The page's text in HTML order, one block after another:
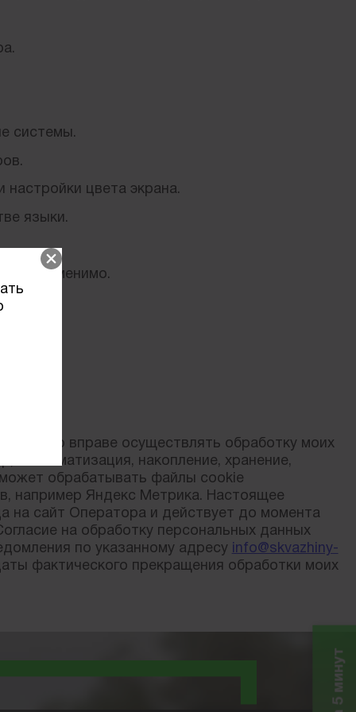
системы.
цвета экрана.
языки.
применимо.
вправе осуществлять обработку моих
систематизация, накопление, хранение,
обрабатывать файлы cookie
например Яндекс Метрика. Настоящее
на сайт Оператора и действует до момента
на обработку персональных данных
по указанному адресу info@skvazhiny-
фактического прекращения обработки моих